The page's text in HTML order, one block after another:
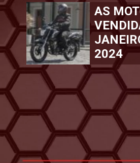
AS
2024